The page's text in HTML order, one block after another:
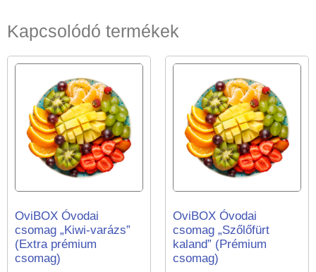
Kapcsolódó termékek
OviBOX Óvodai
csomag „Kiwi-varázs”
(Extra prémium
csomag)
OviBOX Óvodai
csomag „Szőlőfürt
kaland” (Prémium
csomag)